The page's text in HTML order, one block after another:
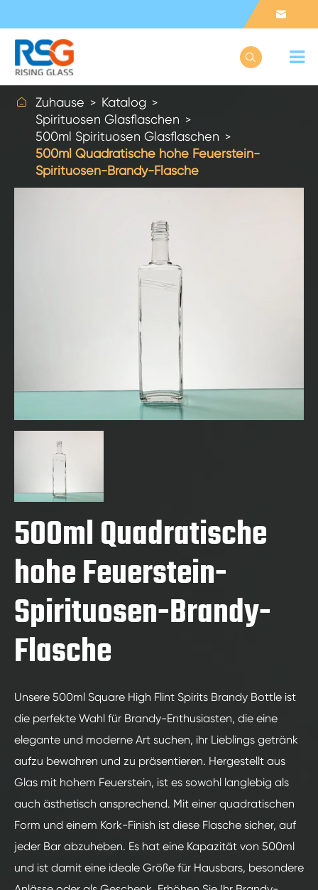


 Zuhause
Katalog
Spirituosen Glasflaschen
500ml Spirituosen Glasflaschen
500ml Quadratische hohe Feuerstein-
Spirituosen-Brandy-Flasche
500ml Quadratische
hohe Feuerstein-
Spirituosen-Brandy-
Flasche
Unsere 500ml Square High Flint Spirits Brandy Bottle ist
die perfekte Wahl für Brandy-Enthusiasten, die eine
elegante und moderne Art suchen, ihr Lieblings getränk
aufzu bewahren und zu präsentieren. Hergestellt aus
Glas mit hohem Feuerstein, ist es sowohl langlebig als
auch ästhetisch ansprechend. Mit einer quadratischen
Form und einem Kork-Finish ist diese Flasche sicher, auf
jeder Bar abzuheben. Es hat eine Kapazität von 500ml
und ist damit eine ideale Größe für Hausbars, besondere